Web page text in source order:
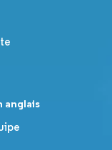
anglais